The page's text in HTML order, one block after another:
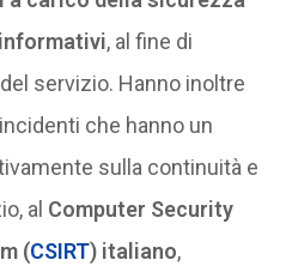
, al fine di
servizio. Hanno inoltre
che hanno un
sulla continuità e
al Computer Security
(CSIRT) italiano,